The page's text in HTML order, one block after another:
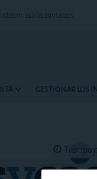
nuestros contactos
GESTIONAR LOS
Tiempo